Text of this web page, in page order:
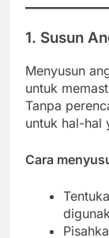
1. Susun
Menyusun
untuk
Tanpa
untuk hal-hal
Cara